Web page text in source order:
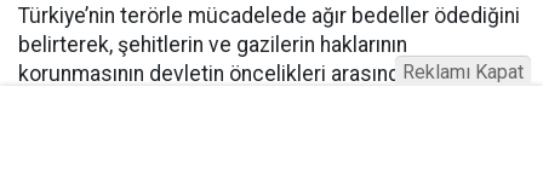
Türkiye’nin terörle mücadelede ağır bedeller ödediğini
belirterek, şehitlerin ve gazilerin haklarının
korunmasının devletin öncelikleri arasında olması
Reklamı Kapat